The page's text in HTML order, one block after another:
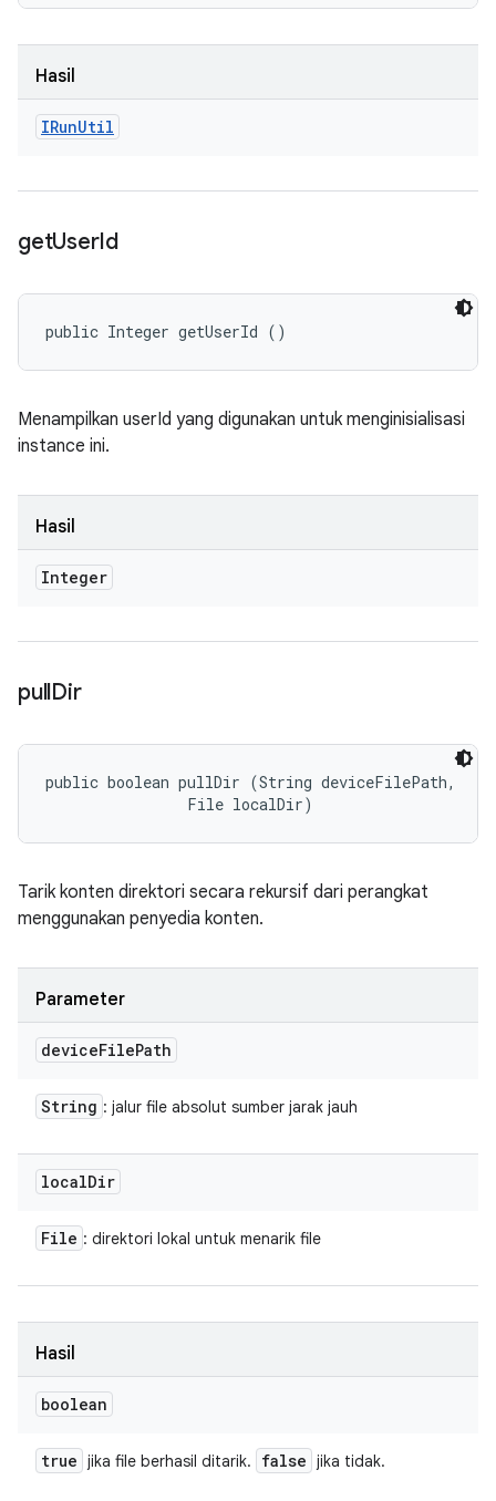
Hasil
IRunUtil
getUserId
public Integer getUserId ()
Menampilkan userId yang digunakan untuk menginisialisasi
instance ini.
Hasil
Integer
pullDir
public boolean pullDir (String deviceFilePath,
                File localDir)
Tarik konten direktori secara rekursif dari perangkat
menggunakan penyedia konten.
Parameter
deviceFilePath
String : jalur file absolut sumber jarak jauh
localDir
File : direktori lokal untuk menarik file
Hasil
boolean
true jika file berhasil ditarik. false jika tidak.